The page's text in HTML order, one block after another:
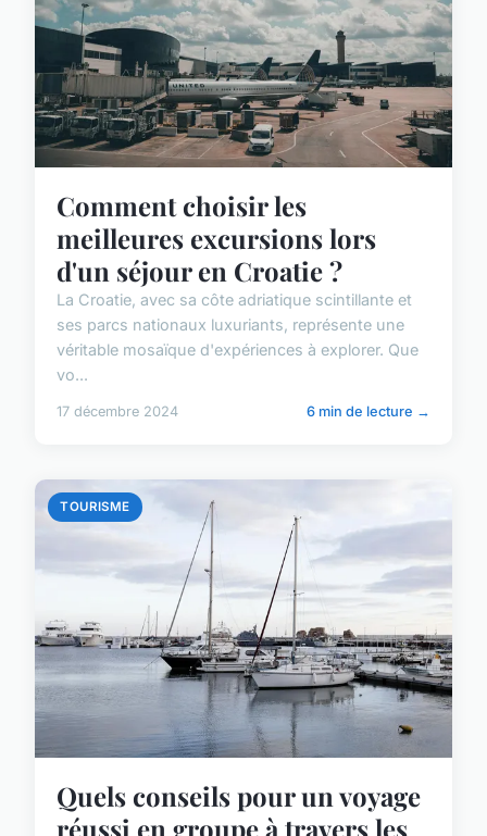
Comment choisir les
meilleures excursions lors
d'un séjour en Croatie ?
La Croatie, avec sa côte adriatique scintillante et
ses parcs nationaux luxuriants, représente une
véritable mosaïque d'expériences à explorer. Que
vo...
17 décembre 2024 6 min de lecture →
TOURISME
Quels conseils pour un voyage
réussi en groupe à travers les